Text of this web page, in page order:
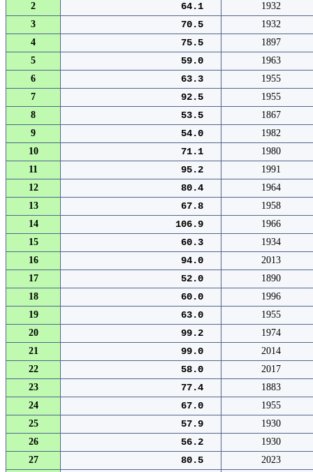
2
64.1
1932
3
70.5
1932
4
75.5
1897
5
59.0
1963
6
63.3
1955
7
92.5
1955
8
53.5
1867
9
54.0
1982
10
71.1
1980
11
95.2
1991
12
80.4
1964
13
67.8
1958
14
106.9
1966
15
60.3
1934
16
94.0
2013
17
52.0
1890
18
60.0
1996
19
63.0
1955
20
99.2
1974
21
99.0
2014
22
58.0
2017
23
77.4
1883
24
67.0
1955
25
57.9
1930
26
56.2
1930
27
80.5
2023